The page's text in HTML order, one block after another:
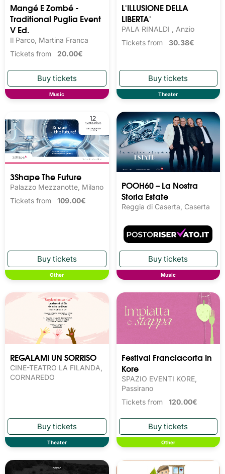
Mangé E Zombé -
Traditional Puglia Event
V Ed.
Il Parco, Martina Franca
Tickets from 20.00€
Music
L'ILLUSIONE DELLA
LIBERTA'
PALA RINALDI , Anzio
Tickets from 30.38€
Theater
3Shape The Future
Palazzo Mezzanotte, Milano
Tickets from 109.00€
Other
POOH60 – La Nostra
Storia Estate
Reggia di Caserta, Caserta
Music
REGALAMI UN SORRISO
CINE-TEATRO LA FILANDA,
CORNAREDO
Theater
Festival Franciacorta In
Kore
SPAZIO EVENTI KORE,
Passirano
Tickets from 120.00€
Other